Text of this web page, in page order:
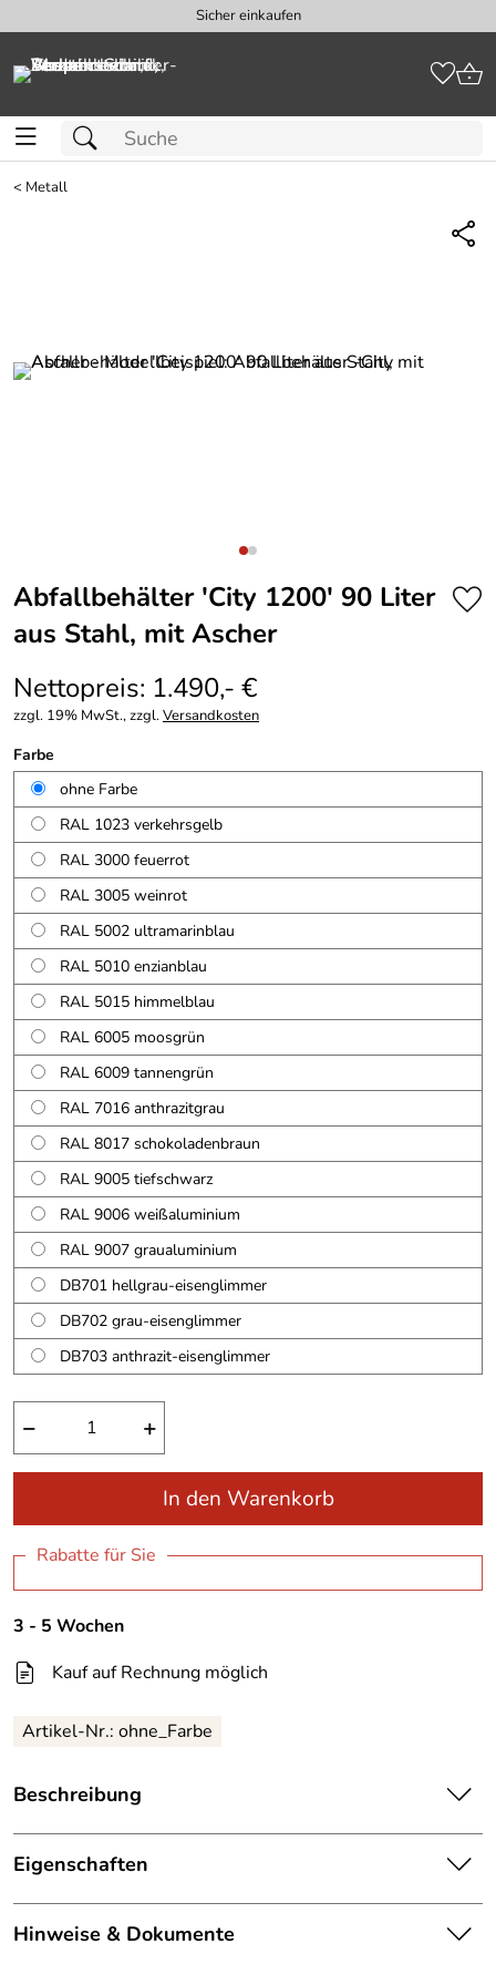
Sicher einkaufen
< Metall
Abfallbehälter ′City 1200′ 90 Liter
aus Stahl, mit Ascher
Nettopreis: 1.490,- €
zzgl. 19% MwSt., zzgl.Versandkosten
Farbe
ohne Farbe
RAL 1023 verkehrsgelb
RAL 3000 feuerrot
RAL 3005 weinrot
RAL 5002 ultramarinblau
RAL 5010 enzianblau
RAL 5015 himmelblau
RAL 6005 moosgrün
RAL 6009 tannengrün
RAL 7016 anthrazitgrau
RAL 8017 schokoladenbraun
RAL 9005 tiefschwarz
RAL 9006 weißaluminium
RAL 9007 graualuminium
DB701 hellgrau-eisenglimmer
DB702 grau-eisenglimmer
DB703 anthrazit-eisenglimmer
− +
In den Warenkorb
Rabatte für Sie
3 - 5 Wochen
Kauf auf Rechnung möglich
Artikel-Nr.: ohne_Farbe
Beschreibung
Volumen: 90 Liter
Volumen Ascher: 1,5 Liter
Material: Stahl,feuerverzinkt
Eigenschaften
beispielhaft zu verstehen und
Hinweise & Dokumente